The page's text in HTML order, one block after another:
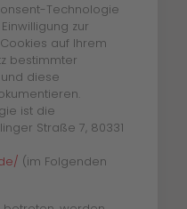
Technologie
zur
auf Ihrem
bestimmter
diese
ist die
Straße 7, 80331
(im Folgenden